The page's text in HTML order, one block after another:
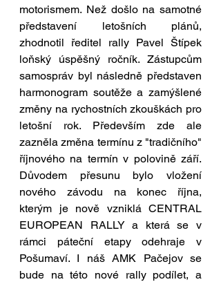
motorismem. Než došlo na samotné
představení letošních plánů,
zhodnotil ředitel rally Pavel Štípek
loňský úspěšný ročník. Zástupcům
samospráv byl následně představen
harmonogram soutěže a zamýšlené
změny na rychostních zkouškách pro
letošní rok. Především zde ale
zazněla změna termínu z "tradičního"
říjnového na termín v polovině září.
Důvodem přesunu bylo vložení
nového závodu na konec října,
kterým je nově vzniklá CENTRAL
EUROPEAN RALLY a která se v
rámci páteční etapy odehraje v
Pošumaví. I náš AMK Pačejov se
bude na této nové rally podílet, a